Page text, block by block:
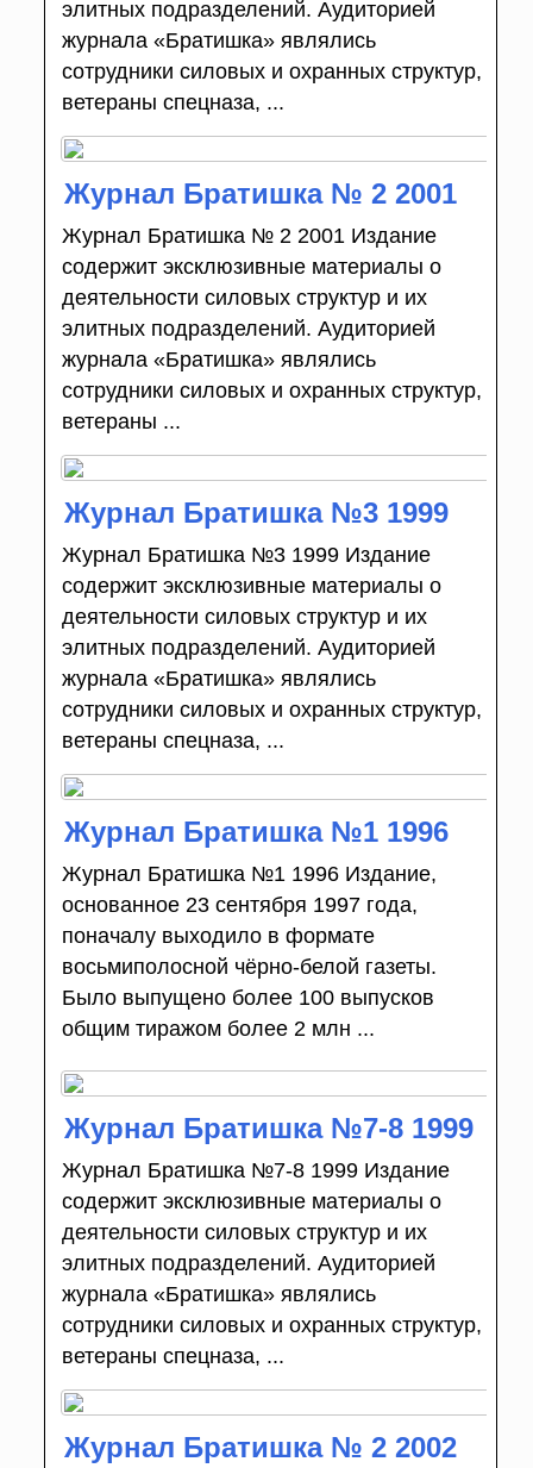
элитных подразделений. Аудиторией
журнала «Братишка» являлись
сотрудники силовых и охранных структур,
ветераны спецназа, ...
Журнал Братишка № 2 2001
Журнал Братишка № 2 2001 Издание
содержит эксклюзивные материалы о
деятельности силовых структур и их
элитных подразделений. Аудиторией
журнала «Братишка» являлись
сотрудники силовых и охранных структур,
ветераны ...
Журнал Братишка №3 1999
Журнал Братишка №3 1999 Издание
содержит эксклюзивные материалы о
деятельности силовых структур и их
элитных подразделений. Аудиторией
журнала «Братишка» являлись
сотрудники силовых и охранных структур,
ветераны спецназа, ...
Журнал Братишка №1 1996
Журнал Братишка №1 1996 Издание,
основанное 23 сентября 1997 года,
поначалу выходило в формате
восьмиполосной чёрно-белой газеты.
Было выпущено более 100 выпусков
общим тиражом более 2 млн ...
Журнал Братишка №7-8 1999
Журнал Братишка №7-8 1999 Издание
содержит эксклюзивные материалы о
деятельности силовых структур и их
элитных подразделений. Аудиторией
журнала «Братишка» являлись
сотрудники силовых и охранных структур,
ветераны спецназа, ...
Журнал Братишка № 2 2002